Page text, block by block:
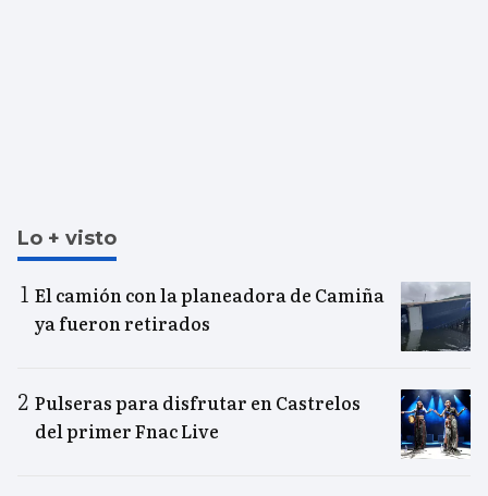
Lo + visto
El camión con la planeadora de Camiña
ya fueron retirados
Pulseras para disfrutar en Castrelos
del primer Fnac Live